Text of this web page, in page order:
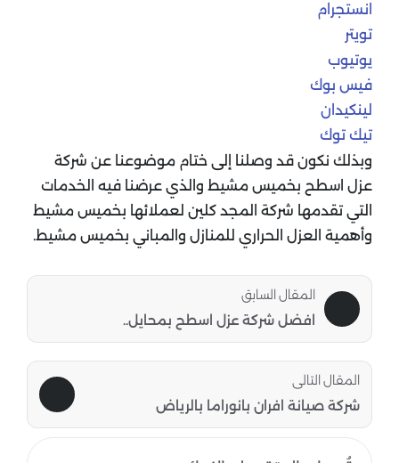
انستجرام
تويتر
يوتيوب
فيس بوك
لينكيدان
تيك توك
وبذلك نكون قد وصلنا إلى ختام موضوعنا عن شركة
عزل اسطح بخميس مشيط والذي عرضنا فيه الخدمات
التي تقدمها شركة المجد كلين لعملائها بخميس مشيط
وأهمية العزل الحراري للمنازل والمباني بخميس مشيط.
المقال السابق
افضل شركة عزل اسطح بمحايل..
المقال التالى
شركة صيانة افران بانوراما بالرياض